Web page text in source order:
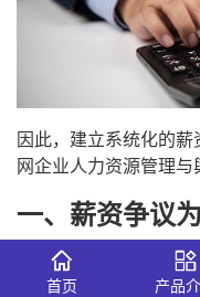
因此，建立系统化的
网企业人力资源管理与
一、薪资争议
薪资问题本质上涉及
与高传播性。
首页 产品